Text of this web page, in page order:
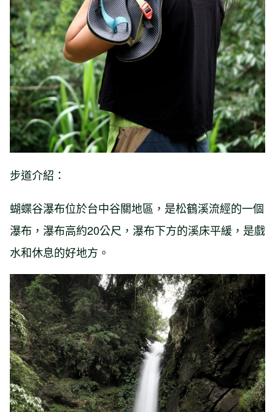
步道介紹：
蝴蝶谷瀑布位於台中谷關地區，是松鶴溪流經的一個
瀑布，瀑布高約20公尺，瀑布下方的溪床平緩，是戲
水和休息的好地方。